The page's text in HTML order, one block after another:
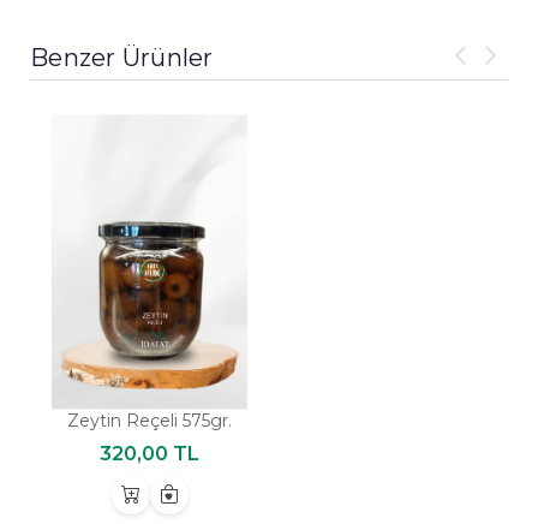
Benzer Ürünler
Zeytin Reçeli 575gr.
320,00 TL